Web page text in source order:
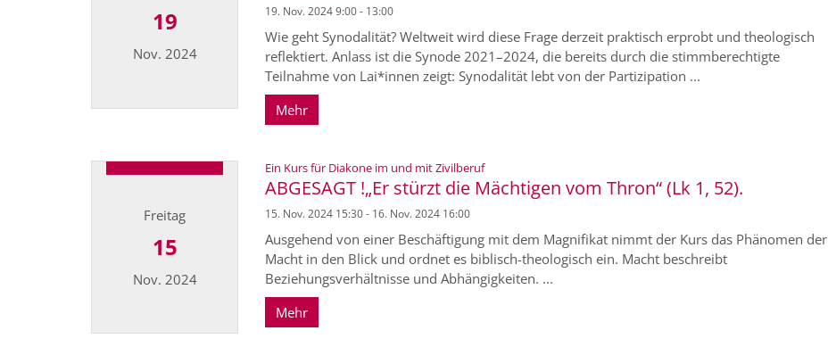
19
Nov. 2024
19. Nov. 2024 9:00 - 13:00
Wie geht Synodalität? Weltweit wird diese Frage derzeit praktisch erprobt und theologisch
reflektiert. Anlass ist die Synode 2021–2024, die bereits durch die stimmberechtigte
Teilnahme von Lai*innen zeigt: Synodalität lebt von der Partizipation ...
Mehr
Freitag
15
Nov. 2024
Ein Kurs für Diakone im und mit Zivilberuf:
ABGESAGT !„Er stürzt die Mächtigen vom Thron“ (Lk 1, 52).
15. Nov. 2024 15:30 - 16. Nov. 2024 16:00
Ausgehend von einer Beschäftigung mit dem Magnifikat nimmt der Kurs das Phänomen der
Macht in den Blick und ordnet es biblisch-theologisch ein. Macht beschreibt
Beziehungsverhältnisse und Abhängigkeiten. ...
Mehr